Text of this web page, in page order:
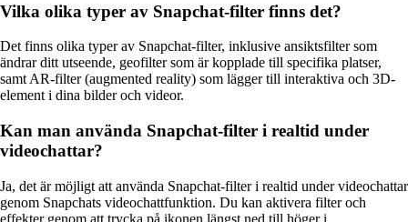
Vilka olika typer av Snapchat-filter finns det?
Det finns olika typer av Snapchat-filter, inklusive ansiktsfilter som
ändrar ditt utseende, geofilter som är kopplade till specifika platser,
samt AR-filter (augmented reality) som lägger till interaktiva och 3D-
element i dina bilder och videor.
Kan man använda Snapchat-filter i realtid under
videochattar?
Ja, det är möjligt att använda Snapchat-filter i realtid under videochattar
genom Snapchats videochattfunktion. Du kan aktivera filter och
effekter genom att trycka på ikonen längst ned till höger i